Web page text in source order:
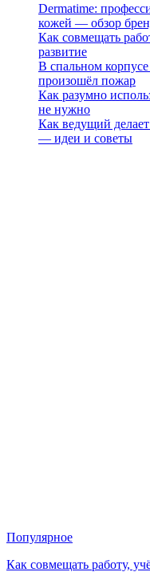
Dermatime:
кожей — обзор
Как совмещать
развитие
В спальном
произошёл пожар
Как разумно
не нужно
Как ведущий
— идеи и советы
Популярное
Как совмещать работу,